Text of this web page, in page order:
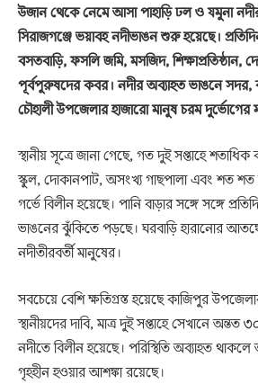
উজান থেকে নেমে আসা পাহাড়ি ঢল ও যমুনা নদীর
সিরাজগঞ্জে ভয়াবহ নদীভাঙন শুরু হয়েছে।
বসতবাড়ি, ফসলি জমি, মসজিদ, শিক্ষাপ্রতিষ্ঠান,
পূর্বপুরুষদের কবর। নদীর অব্যাহত ভাঙনে
চৌহালী উপজেলার হাজারো মানুষ চরম দুর্ভোগের
স্থানীয় সূত্রে জানা গেছে, গত দুই সপ্তাহে শতাধিক
স্কুল, দোকানপাট, অসংখ্য গাছপালা এবং শত শত
গর্ভে বিলীন হয়েছে। পানি বাড়ার সঙ্গে সঙ্গে
ভাঙনের ঝুঁকিতে পড়ছে। ঘরবাড়ি হারানোর
নদীতীরবর্তী মানুষের।
সবচেয়ে বেশি ক্ষতিগ্রস্ত হয়েছে কাজিপুর
স্থানীয়দের দাবি, মাত্র দুই সপ্তাহে সেখানে
নদীতে বিলীন হয়েছে। পরিস্থিতি অব্যাহত
গৃহহীন হওয়ার আশঙ্কা রয়েছে।